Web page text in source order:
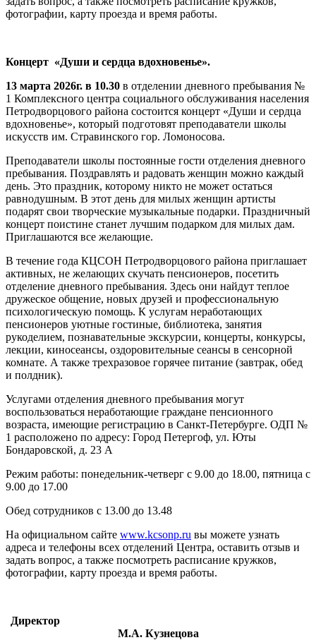
фотографии, карту проезда и время работы.
Концерт «Души и сердца вдохновенье».
13 марта 2026г. в 10.30 в отделении дневного пребывания №
1 Комплексного центра социального обслуживания населения
Петродворцового района состоится концерт «Души и сердца
вдохновенье», который подготовят преподаватели школы
искусств им. Стравинского гор. Ломоносова.
Преподаватели школы постоянные гости отделения дневного
пребывания. Поздравлять и радовать женщин можно каждый
день. Это праздник, которому никто не может остаться
равнодушным. В этот день для милых женщин артисты
подарят свои творческие музыкальные подарки. Праздничный
концерт поистине станет лучшим подарком для милых дам.
Приглашаются все желающие.
В течение года КЦСОН Петродворцового района приглашает
активных, не желающих скучать пенсионеров, посетить
отделение дневного пребывания. Здесь они найдут теплое
дружеское общение, новых друзей и профессиональную
психологическую помощь. К услугам неработающих
пенсионеров уютные гостиные, библиотека, занятия
рукоделием, познавательные экскурсии, концерты, конкурсы,
лекции, киносеансы, оздоровительные сеансы в сенсорной
комнате. А также трехразовое горячее питание (завтрак, обед
и полдник).
Услугами отделения дневного пребывания могут
воспользоваться неработающие граждане пенсионного
возраста, имеющие регистрацию в Санкт-Петербурге. ОДП №
1 расположено по адресу: Город Петергоф, ул. Юты
Бондаровской, д. 23 А
Режим работы: понедельник-четверг с 9.00 до 18.00, пятница с
9.00 до 17.00
Обед сотрудников с 13.00 до 13.48
На официальном сайте www.kcsonp.ru вы можете узнать
адреса и телефоны всех отделений Центра, оставить отзыв и
задать вопрос, а также посмотреть расписание кружков,
фотографии, карту проезда и время работы.
Директор
М.А. Кузнецова